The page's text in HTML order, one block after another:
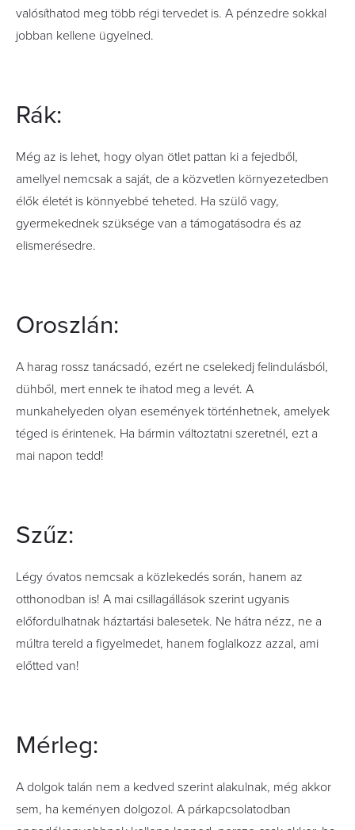
valósíthatod meg több régi tervedet is. A pénzedre sokkal
jobban kellene ügyelned.
Rák:
Még az is lehet, hogy olyan ötlet pattan ki a fejedből,
amellyel nemcsak a saját, de a közvetlen környezetedben
élők életét is könnyebbé teheted. Ha szülő vagy,
gyermekednek szüksége van a támogatásodra és az
elismerésedre.
Oroszlán:
A harag rossz tanácsadó, ezért ne cselekedj felindulásból,
dühből, mert ennek te ihatod meg a levét. A
munkahelyeden olyan események történhetnek, amelyek
téged is érintenek. Ha bármin változtatni szeretnél, ezt a
mai napon tedd!
Szűz:
Légy óvatos nemcsak a közlekedés során, hanem az
otthonodban is! A mai csillagállások szerint ugyanis
előfordulhatnak háztartási balesetek. Ne hátra nézz, ne a
múltra tereld a figyelmedet, hanem foglalkozz azzal, ami
előtted van!
Mérleg:
A dolgok talán nem a kedved szerint alakulnak, még akkor
sem, ha keményen dolgozol. A párkapcsolatodban